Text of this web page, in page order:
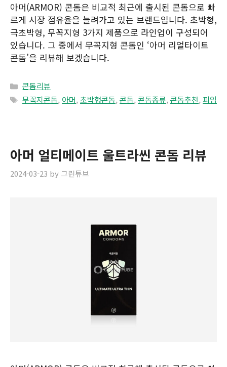
아머(ARMOR) 콘돔은 비교적 최근에 출시된 콘돔으로 빠
르게 시장 점유율을 늘려가고 있는 브랜드입니다. 초박형,
극초박형, 무꼭지형 3가지 제품으로 라인업이 구성되어
있습니다. 그 중에서 무꼭지형 콘돔인 ‘아머 리얼타이트
콘돔’을 리뷰해 보겠습니다.
Categories
콘돔리뷰
Tags
무꼭지콘돔, 아머,초박형콘돔,콘돔,콘돔종류,콘돔추천, 피임
아머 얼티메이트 울트라씬 콘돔 리뷰
2024-03-23 by그린튜브